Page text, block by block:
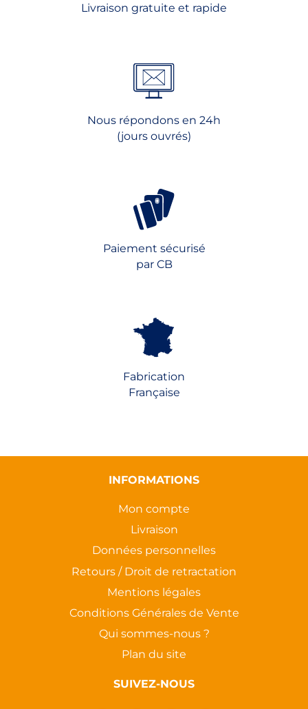
Livraison gratuite et rapide
Nous répondons en 24h
(jours ouvrés)
Paiement sécurisé
par CB
Fabrication
Française
INFORMATIONS
Mon compte
Livraison
Données personnelles
Retours / Droit de retractation
Mentions légales
Conditions Générales de Vente
Qui sommes-nous ?
Plan du site
SUIVEZ-NOUS